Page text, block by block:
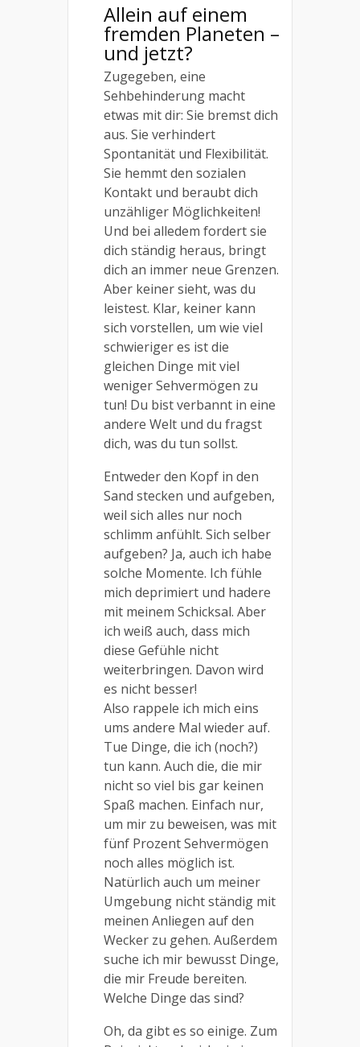
Allein auf einem
fremden Planeten –
und jetzt?
Zugegeben, eine
Sehbehinderung macht
etwas mit dir: Sie bremst dich
aus. Sie verhindert
Spontanität und Flexibilität.
Sie hemmt den sozialen
Kontakt und beraubt dich
unzähliger Möglichkeiten!
Und bei alledem fordert sie
dich ständig heraus, bringt
dich an immer neue Grenzen.
Aber keiner sieht, was du
leistest. Klar, keiner kann
sich vorstellen, um wie viel
schwieriger es ist die
gleichen Dinge mit viel
weniger Sehvermögen zu
tun! Du bist verbannt in eine
andere Welt und du fragst
dich, was du tun sollst.
Entweder den Kopf in den
Sand stecken und aufgeben,
weil sich alles nur noch
schlimm anfühlt. Sich selber
aufgeben? Ja, auch ich habe
solche Momente. Ich fühle
mich deprimiert und hadere
mit meinem Schicksal. Aber
ich weiß auch, dass mich
diese Gefühle nicht
weiterbringen. Davon wird
es nicht besser!
Also rappele ich mich eins
ums andere Mal wieder auf.
Tue Dinge, die ich (noch?)
tun kann. Auch die, die mir
nicht so viel bis gar keinen
Spaß machen. Einfach nur,
um mir zu beweisen, was mit
fünf Prozent Sehvermögen
noch alles möglich ist.
Natürlich auch um meiner
Umgebung nicht ständig mit
meinen Anliegen auf den
Wecker zu gehen. Außerdem
suche ich mir bewusst Dinge,
die mir Freude bereiten.
Welche Dinge das sind?
Oh, da gibt es so einige. Zum